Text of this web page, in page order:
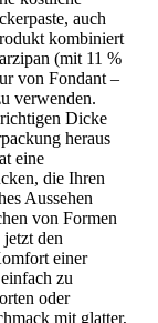
auch
kombiniert
(mit 11 %
von Fondant –
verwenden.
Dicke
heraus
eine
die Ihren
Aussehen
von Formen
den
einer
zu
oder
mit glatter,